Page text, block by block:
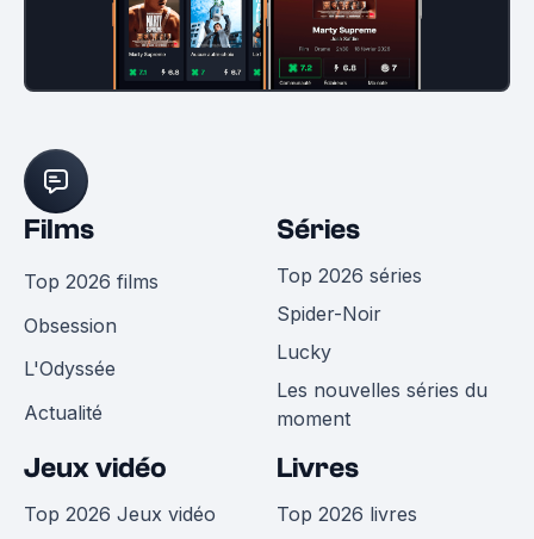
Films
Top 2026 films
Obsession
L'Odyssée
Actualité
Séries
Top 2026 séries
Spider-Noir
Lucky
Les nouvelles séries du
moment
Jeux vidéo
Top 2026 Jeux vidéo
Livres
Top 2026 livres